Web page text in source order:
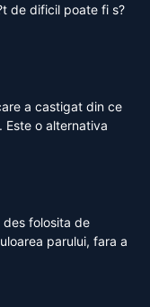
de dificil poate fi s?
a castigat din ce
Este o alternativa
des folosita de
parului, fara a